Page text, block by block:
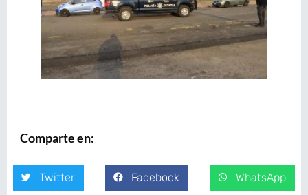
Comparte en:
Twitter Facebook WhatsApp